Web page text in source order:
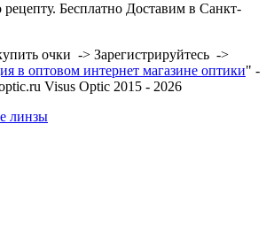
Бесплатно Доставим в Санкт-
очки -> Зарегистрируйтесь ->
в оптовом интернет магазине оптики" -
Visus Optic 2015 - 2026
линзы